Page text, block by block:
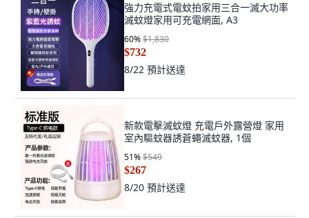
強力充電式電蚊拍家用三合一滅大功率
滅蚊燈家用可充電網面, A3
60%$1,830
$732
8/22 預計送達
新款電擊滅蚊燈 充電戶外露營燈 家用
室內驅蚊器誘蒼蠅滅蚊器, 1個
51%$549
$267
8/20 預計送達